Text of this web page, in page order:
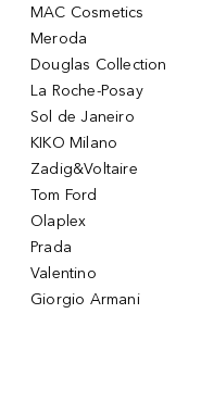
MAC Cosmetics
Meroda
Douglas Collection
La Roche-Posay
Sol de Janeiro
KIKO Milano
Zadig&Voltaire
Tom Ford
Olaplex
Prada
Valentino
Giorgio Armani